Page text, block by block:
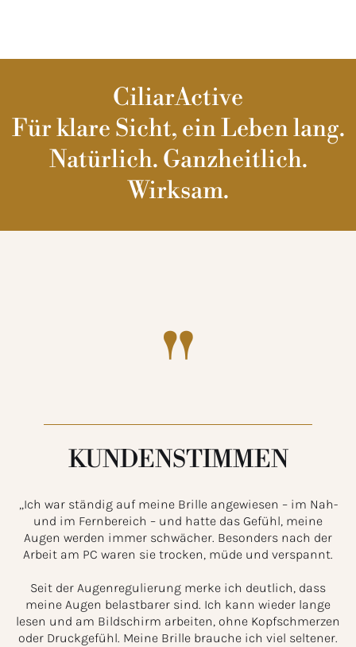
CiliarActive
Für klare Sicht, ein Leben lang.
Natürlich. Ganzheitlich.
Wirksam.
"
KUNDENSTIMMEN
„Ich war ständig auf meine Brille angewiesen – im Nah-
und im Fernbereich – und hatte das Gefühl, meine
Augen werden immer schwächer. Besonders nach der
Arbeit am PC waren sie trocken, müde und verspannt.
Seit der Augenregulierung merke ich deutlich, dass
meine Augen belastbarer sind. Ich kann wieder lange
lesen und am Bildschirm arbeiten, ohne Kopfschmerzen
oder Druckgefühl. Meine Brille brauche ich viel seltener.